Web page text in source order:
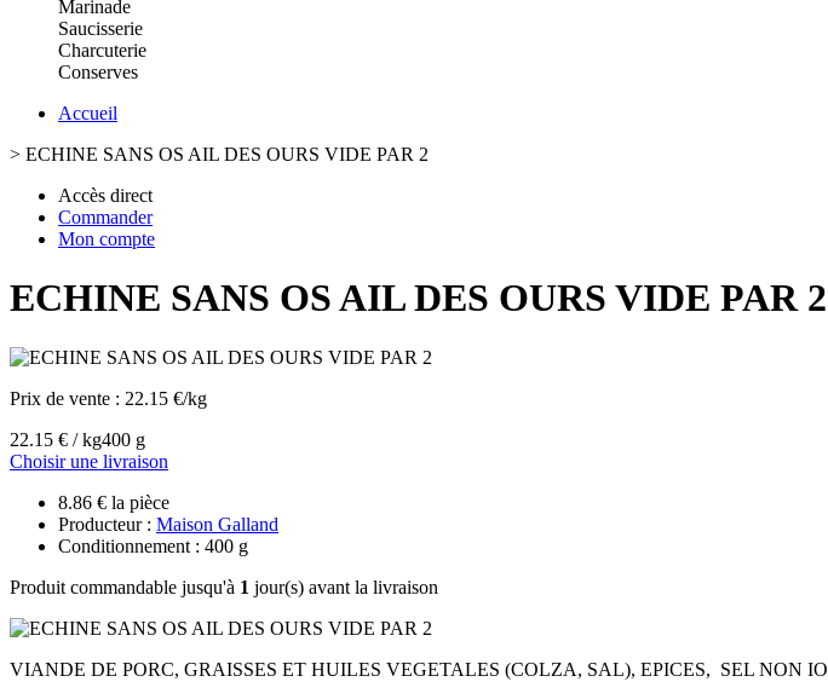
Marinade
Saucisserie
Charcuterie
Conserves
Accueil
> ECHINE SANS OS AIL DES OURS VIDE PAR 2
Accès direct
Commander
Mon compte
ECHINE SANS OS AIL DES OURS VIDE PAR 2
Prix de vente : 22.15 €/kg
22.15 € / kg400 g
Choisir une livraison
8.86 € la pièce
Producteur : Maison Galland
Conditionnement : 400 g
Produit commandable jusqu'à 1 jour(s) avant la livraison
VIANDE DE PORC, GRAISSES ET HUILES VEGETALES (COLZA, SAL), EPICES, SEL NON